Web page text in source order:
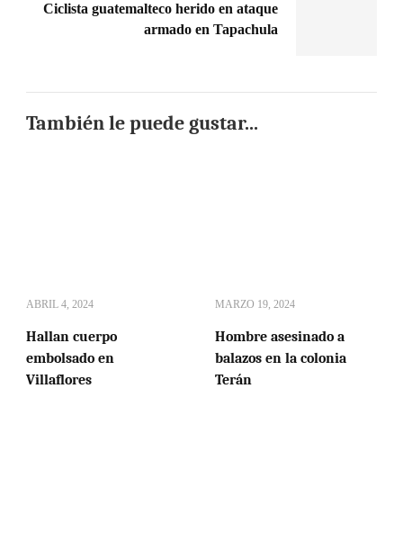
Ciclista guatemalteco herido en ataque
armado en Tapachula
También le puede gustar...
ABRIL 4, 2024
Hallan cuerpo
embolsado en
Villaflores
MARZO 19, 2024
Hombre asesinado a
balazos en la colonia
Terán